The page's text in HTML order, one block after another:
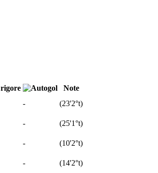
Note
- (23'2°t)
- (25'1°t)
- (10'2°t)
- (14'2°t)